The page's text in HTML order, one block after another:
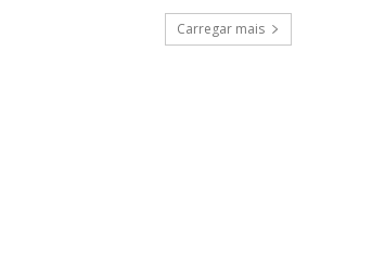
Carregar mais